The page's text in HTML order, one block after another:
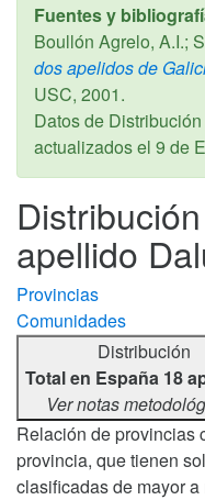
Fuentes y
Boullón Agrelo, A.I.;
dos apelidos de
USC, 2001.
Datos de
actualizados el 9 de
apellido
Provincias
Comunidades
Distribución
Total en España 18
Ver notas
Relación de provincias
provincia, que tienen
clasificadas de mayor a